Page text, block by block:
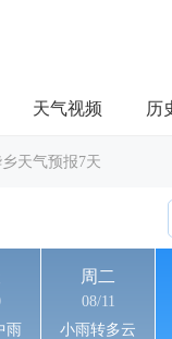
天气视频 历
天气预报7天
雨
周二
08/11
小雨转多云